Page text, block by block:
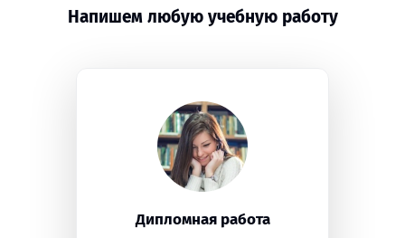
Напишем любую учебную работу
Дипломная работа